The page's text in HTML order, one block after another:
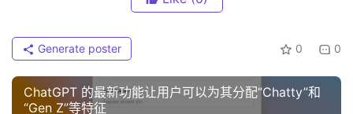
0 0
Generate poster
ChatGPT 的最新功能让用户可以为其分配“Chatty”和
“Gen Z”等特征